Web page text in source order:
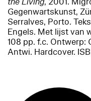
Gegenwartskunst,
Serralves, Porto.
Engels. Met lijst van
108 pp. f.c.
Antwi. Hardcover.